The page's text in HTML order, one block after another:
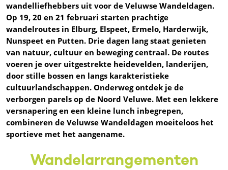
wandelliefhebbers uit voor de Veluwse Wandeldagen.
Op 19, 20 en 21 februari starten prachtige
wandelroutes in Elburg, Elspeet, Ermelo, Harderwijk,
Nunspeet en Putten. Drie dagen lang staat genieten
van natuur, cultuur en beweging centraal. De routes
voeren je over uitgestrekte heidevelden, landerijen,
door stille bossen en langs karakteristieke
cultuurlandschappen. Onderweg ontdek je de
verborgen parels op de Noord Veluwe. Met een lekkere
versnapering en een kleine lunch inbegrepen,
combineren de Veluwse Wandeldagen moeiteloos het
sportieve met het aangename.
Wandelarrangementen